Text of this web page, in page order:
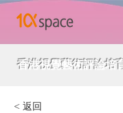
香港視覺藝術評論培
< 返回